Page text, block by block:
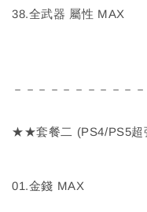
38.全武器 屬性 MAX
－－－－－－－－－－
★★套餐二 (PS4/PS5
01.金錢 MAX